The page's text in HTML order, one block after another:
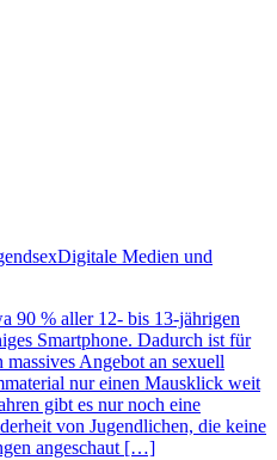
Digitale Medien und
90 % aller 12- bis 13-jährigen
Smartphone. Dadurch ist für
Angebot an sexuell
nur einen Mausklick weit
gibt es nur noch eine
von Jugendlichen, die keine
angeschaut […]